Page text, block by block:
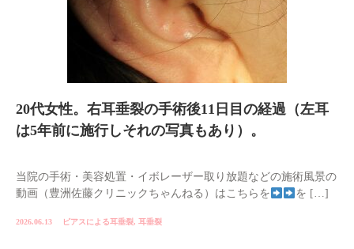
20代女性。右耳垂裂の手術後11日目の経過（左耳
は5年前に施行しそれの写真もあり）。
当院の手術・美容処置・イボレーザー取り放題などの施術風景の
動画（豊洲佐藤クリニックちゃんねる）はこちらを
を […]
2026.06.13 ピアスによる耳垂裂, 耳垂裂